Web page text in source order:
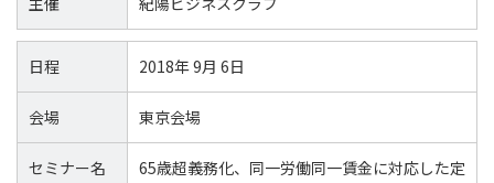
日程 2018年 9月 6日
会場 東京会場
セミナー名
65歳超義務化、同一労働同一賃金に対応した定